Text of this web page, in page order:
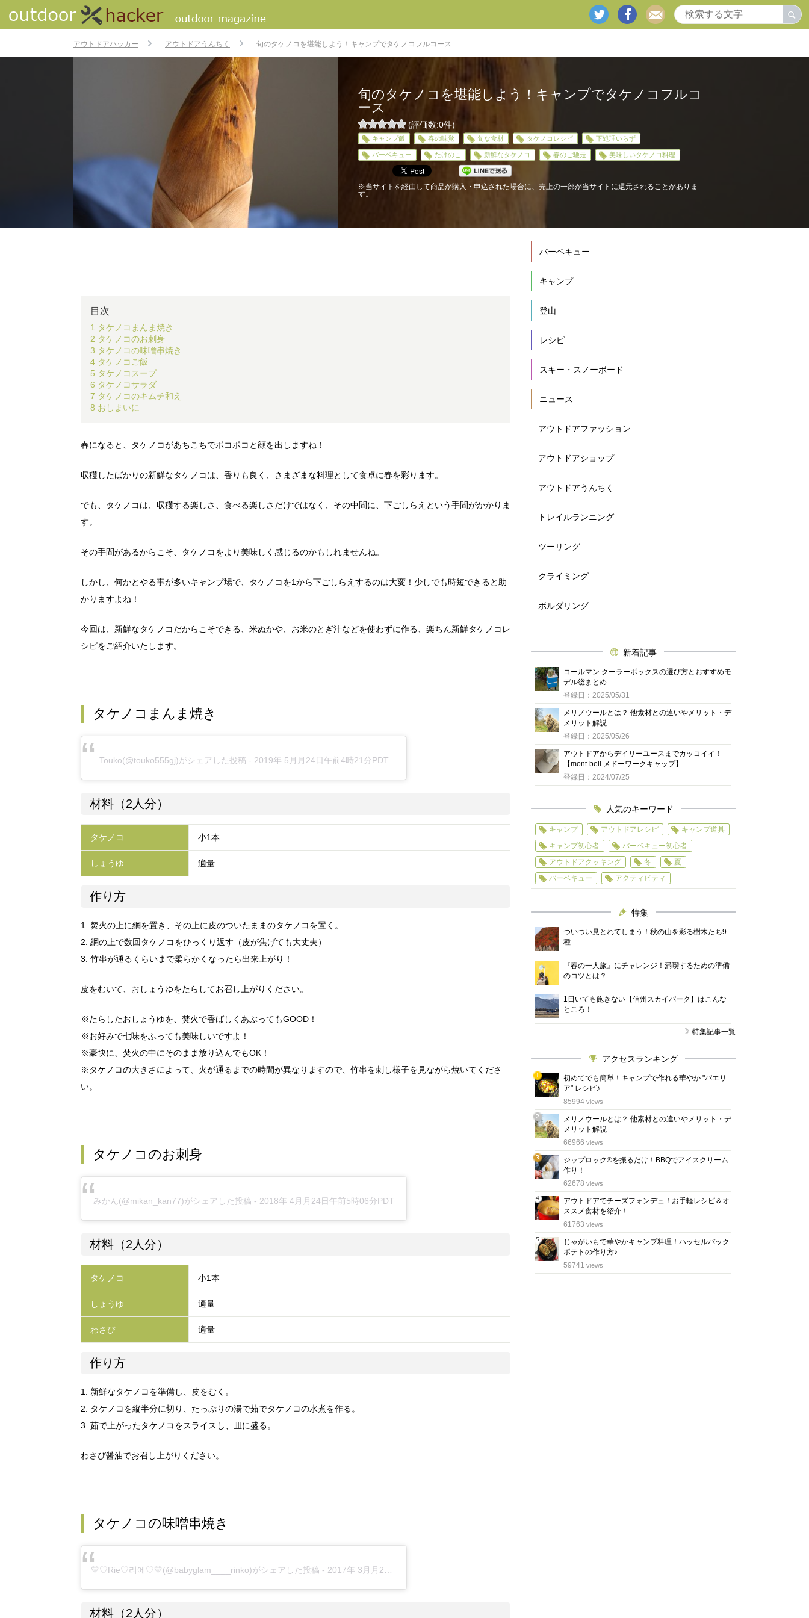
アウトドアハッカー アウトドアうんちく 旬のタケノコを堪能しよう！キャンプでタケノコフルコース
旬のタケノコを堪能しよう！キャンプでタケノコフルコ
ース
0
5
(評価数:0件)
キャンプ飯 春の味覚 旬な食材 タケノコレシピ 下処理いらず
バーベキュー たけのこ 新鮮なタケノコ 春のご馳走 美味しいタケノコ料理
※当サイトを経由して商品が購入・申込された場合に、売上の一部が当サイトに還元されることがありま
す。
目次
1 タケノコまんま焼き
2 タケノコのお刺身
3 タケノコの味噌串焼き
4 タケノコご飯
5 タケノコスープ
6 タケノコサラダ
7 タケノコのキムチ和え
8 おしまいに
春になると、タケノコがあちこちでポコポコと顔を出しますね！
収穫したばかりの新鮮なタケノコは、香りも良く、さまざまな料理として食卓に春を彩ります。
でも、タケノコは、収穫する楽しさ、食べる楽しさだけではなく、その中間に、下ごしらえという手間がかかりま
す。
その手間があるからこそ、タケノコをより美味しく感じるのかもしれませんね。
しかし、何かとやる事が多いキャンプ場で、タケノコを1から下ごしらえするのは大変！少しでも時短できると助
かりますよね！
今回は、新鮮なタケノコだからこそできる、米ぬかや、お米のとぎ汁などを使わずに作る、楽ちん新鮮タケノコレ
シピをご紹介いたします。
タケノコまんま焼き
Touko(@touko555gj)がシェアした投稿 - 2019年 5月月24日午前4時21分PDT
材料（2人分）
タケノコ 小1本
しょうゆ 適量
作り方
1. 焚火の上に網を置き、その上に皮のついたままのタケノコを置く。
2. 網の上で数回タケノコをひっくり返す（皮が焦げても大丈夫）
3. 竹串が通るくらいまで柔らかくなったら出来上がり！
皮をむいて、おしょうゆをたらしてお召し上がりください。
※たらしたおしょうゆを、焚火で香ばしくあぶってもGOOD！
※お好みで七味をふっても美味しいですよ！
※豪快に、焚火の中にそのまま放り込んでもOK！
※タケノコの大きさによって、火が通るまでの時間が異なりますので、竹串を刺し様子を見ながら焼いてくださ
い。
タケノコのお刺身
みかん(@mikan_kan77)がシェアした投稿 - 2018年 4月月24日午前5時06分PDT
材料（2人分）
タケノコ 小1本
しょうゆ 適量
わさび 適量
作り方
1. 新鮮なタケノコを準備し、皮をむく。
2. タケノコを縦半分に切り、たっぷりの湯で茹でタケノコの水煮を作る。
3. 茹で上がったタケノコをスライスし、皿に盛る。
わさび醤油でお召し上がりください。
タケノコの味噌串焼き
💛♡Rie♡리에♡💛(@babyglam____rinko)がシェアした投稿 - 2017年 3月月2日午後6時18分PST
材料（2人分）
バーベキュー
キャンプ
登山
レシピ
スキー・スノーボード
ニュース
アウトドアファッション
アウトドアショップ
アウトドアうんちく
トレイルランニング
ツーリング
クライミング
ボルダリング
新着記事
コールマン クーラーボックスの選び方とおすすめモ
デル総まとめ
登録日：2025/05/31
メリノウールとは？ 他素材との違いやメリット・デ
メリット解説
登録日：2025/05/26
アウトドアからデイリーユースまでカッコイイ！
【mont-bell メドーワークキャップ】
登録日：2024/07/25
人気のキーワード
キャンプ アウトドアレシピ
キャンプ道具
キャンプ初心者
バーベキュー初心者
アウトドアクッキング
冬
夏
バーベキュー
アクティビティ
特集
ついつい見とれてしまう！秋の山を彩る樹木たち9
種
『春の一人旅』にチャレンジ！満喫するための準備
のコツとは？
1日いても飽きない【信州スカイパーク】はこんな
ところ！
特集記事一覧
アクセスランキング
1
位
初めてでも簡単！キャンプで作れる華やか "パエリ
ア" レシピ♪
85994 views
2
位
メリノウールとは？ 他素材との違いやメリット・デ
メリット解説
66966 views
3
位
ジップロック®を振るだけ！BBQでアイスクリーム
作り！
62678 views
4
位
アウトドアでチーズフォンデュ！お手軽レシピ＆オ
ススメ食材を紹介！
61763 views
5
位
じゃがいもで華やかキャンプ料理！ハッセルバック
ポテトの作り方♪
59741 views